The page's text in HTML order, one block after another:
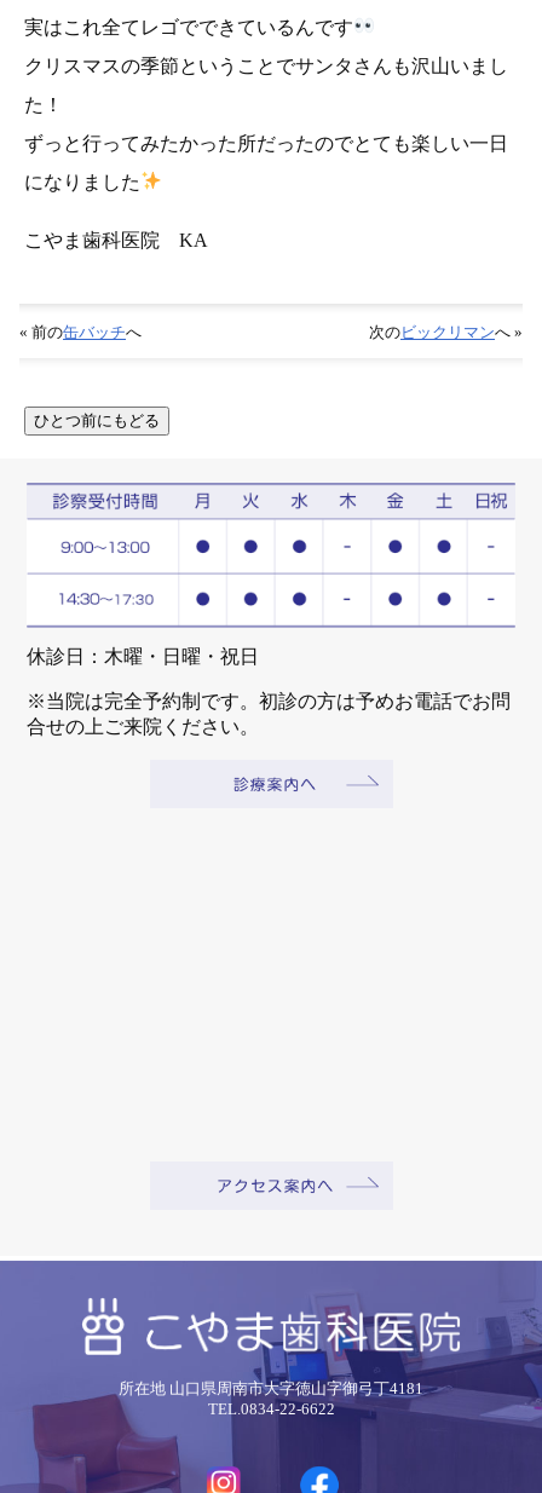
実はこれ全てレゴでできているんです
クリスマスの季節ということでサンタさんも沢山いまし
た！
ずっと行ってみたかった所だったのでとても楽しい一日
になりました
こやま歯科医院 KA
« 前の缶バッチへ 次のビックリマンへ »
休診日：木曜・日曜・祝日
※当院は完全予約制です。初診の方は予めお電話でお問
合せの上ご来院ください。
所在地 山口県周南市大字徳山字御弓丁4181
TEL.0834-22-6622